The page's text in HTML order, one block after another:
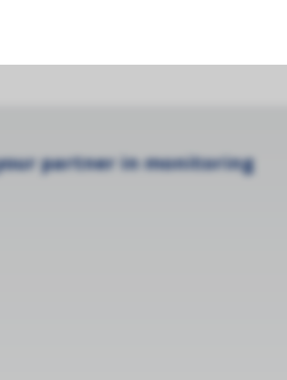
partner in monitoring